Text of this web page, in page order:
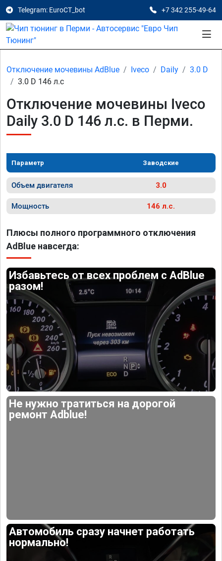
Telegram: EuroCT_bot +7 342 255-49-64
Отключение мочевины AdBlue Iveco Daily
3.0 D
3.0 D 146 л.с
Отключение мочевины Iveco
Daily 3.0 D 146 л.с. в Перми.
Параметр Заводские
Объем двигателя 3.0
Мощность 146 л.с.
Плюсы полного программного отключения
AdBlue навсегда:
Избавьтесь от всех проблем с AdBlue
разом!
Не нужно тратиться на дорогой
ремонт Adblue!
Автомобиль сразу начнет работать
нормально!